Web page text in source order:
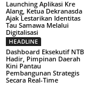
Launching Aplikasi Kre
Alang, Ketua Dekranasda
Ajak Lestarikan Identitas
Tau Samawa Melalui
Digitalisasi
HEADLINE
Dashboard Eksekutif NTB
Hadir, Pimpinan Daerah
Kini Pantau
Pembangunan Strategis
Secara Real-Time